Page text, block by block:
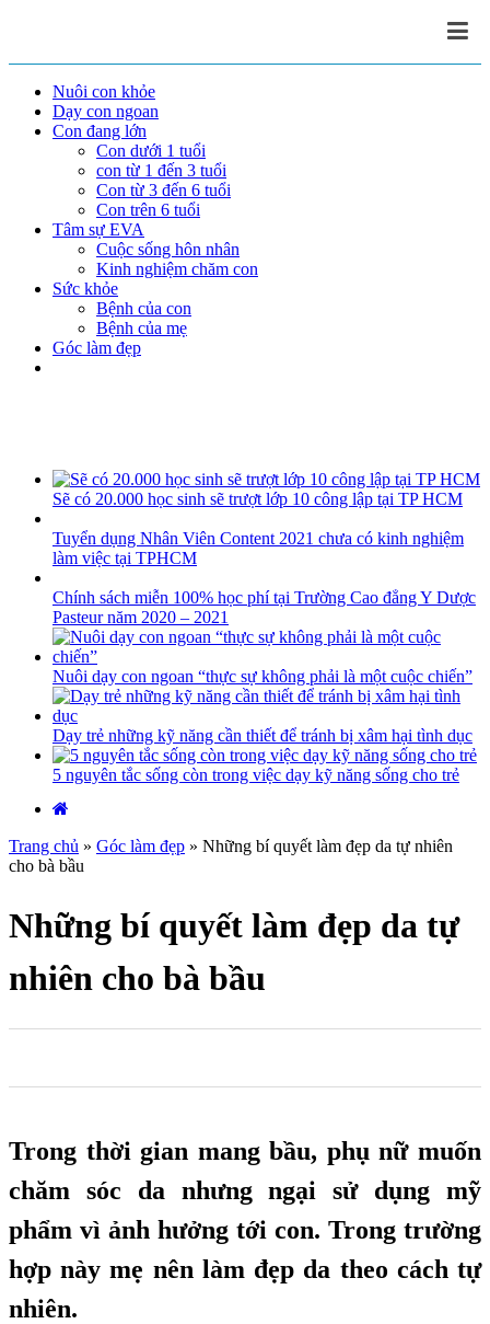
Nuôi con khỏe
Dạy con ngoan
Con đang lớn
Con dưới 1 tuổi
con từ 1 đến 3 tuổi
Con từ 3 đến 6 tuổi
Con trên 6 tuổi
Tâm sự EVA
Cuộc sống hôn nhân
Kinh nghiệm chăm con
Sức khỏe
Bệnh của con
Bệnh của mẹ
Góc làm đẹp
Sẽ có 20.000 học sinh sẽ trượt lớp 10 công lập tại TP HCM
Tuyển dụng Nhân Viên Content 2021 chưa có kinh nghiệm
làm việc tại TPHCM
Chính sách miễn 100% học phí tại Trường Cao đẳng Y Dược
Pasteur năm 2020 – 2021
Nuôi dạy con ngoan “thực sự không phải là một cuộc chiến”
Dạy trẻ những kỹ năng cần thiết để tránh bị xâm hại tình dục
5 nguyên tắc sống còn trong việc dạy kỹ năng sống cho trẻ
Trang chủ » Góc làm đẹp » Những bí quyết làm đẹp da tự nhiên
cho bà bầu
Những bí quyết làm đẹp da tự
nhiên cho bà bầu
Trong thời gian mang bầu, phụ nữ muốn
chăm sóc da nhưng ngại sử dụng mỹ
phẩm vì ảnh hưởng tới con. Trong trường
hợp này mẹ nên làm đẹp da theo cách tự
nhiên.